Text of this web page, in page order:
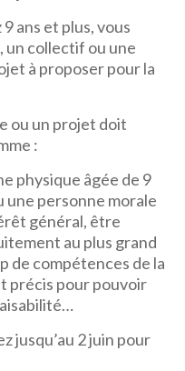
ans et plus, vous
un collectif ou une
à proposer pour la
ou un projet doit
:
physique âgée de 9
une personne morale
général, être
au plus grand
de compétences de la
précis pour pouvoir
jusqu’au 2 juin pour